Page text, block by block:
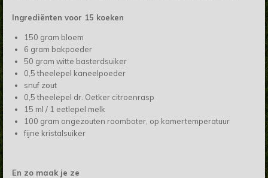
Ingrediënten voor 15 koeken
150 gram bloem
6 gram bakpoeder
50 gram witte basterdsuiker
0,5 theelepel kaneelpoeder
snuf zout
0,5 theelepel dr. Oetker citroenrasp
15 ml / 1 eetlepel melk
100 gram ongezouten roomboter, op kamertemperatuur
fijne kristalsuiker
En zo maak je ze